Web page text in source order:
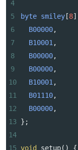
4
5
byte smiley [8]
6
B00000,
7
B10001 ,
8
B00000,
9
B00000,
10
B10001 ,
11
B01110,
12
B00000,
13
};
14
15 void setup() {